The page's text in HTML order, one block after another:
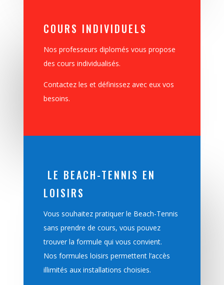
COURS INDIVIDUELS
Nos professeurs diplomés vous propose
des cours individualisés.
Contactez les et définissez avec eux vos
besoins.
LE BEACH-TENNIS EN
LOISIRS
Vous souhaitez pratiquer le Beach-Tennis
sans prendre de cours, vous pouvez
trouver la formule qui vous convient.
Nos formules loisirs permettent l’accès
illimités aux installations choisies.